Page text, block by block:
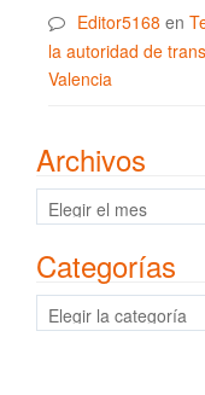
Editor5168 en
la autoridad de
Valencia
Archivos
Archivos
Categorías
Categorías